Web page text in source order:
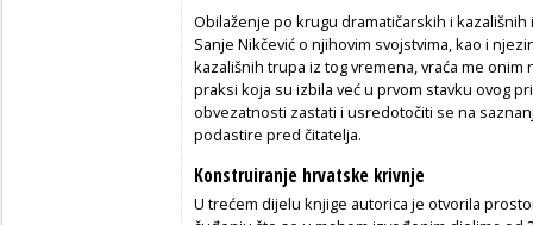
Obilaženje po krugu dramatičarskih i
Sanje Nikčević o njihovim svojstvima, kao i
kazališnih trupa iz tog vremena, vraća me
praksi koja su izbila već u prvom stavku ovog
obvezatnosti zastati i usredotočiti se na
podastire pred čitatelja.
Konstruiranje hrvatske krivnje
U trećem dijelu knjige autorica je otvorila